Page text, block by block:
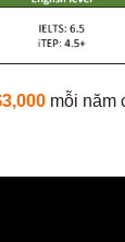
mỗi năm